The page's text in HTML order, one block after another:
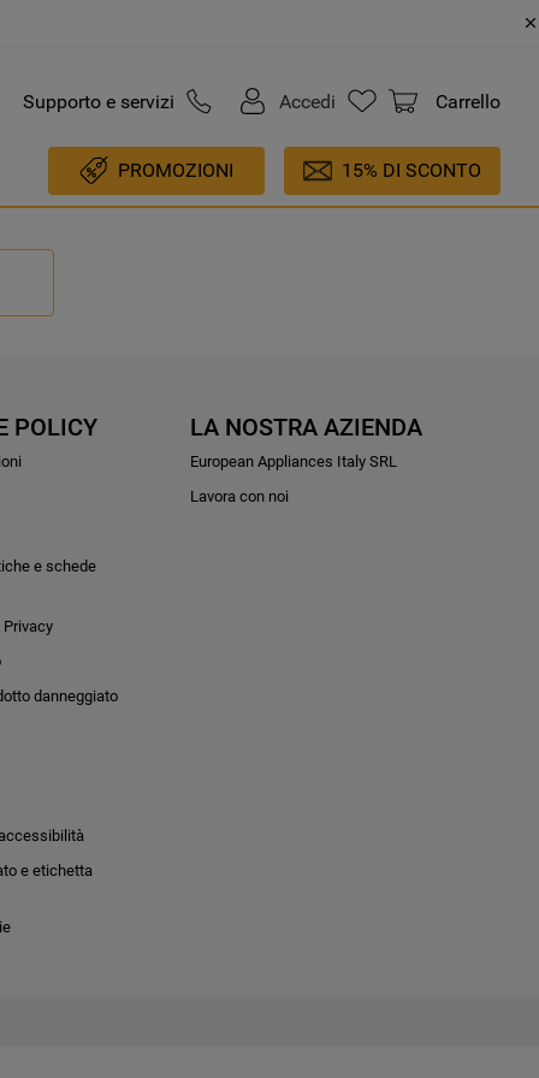
Supporto e servizi Accedi Carrello
PROMOZIONI 15% DI SCONTO
POLICY
e schede
danneggiato
e etichetta
LA NOSTRA AZIENDA
European Appliances Italy SRL
Lavora con noi